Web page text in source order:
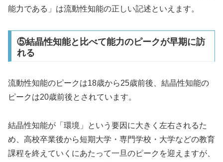
能力である」は流動性知能の正しい記述といえます。
⑤結晶性知能と比べて能力のピークが早期に訪
れる
流動性知能のピークは18歳から25歳前後、結晶性知能の
ピークは20歳前後とされています。
結晶性知能が「環境」という要因に大きく左右されるた
め、高校卒業後から短期大学・専門学校・大学などの教育
課程を終えていくにあたって一旦のピークを迎えますが、